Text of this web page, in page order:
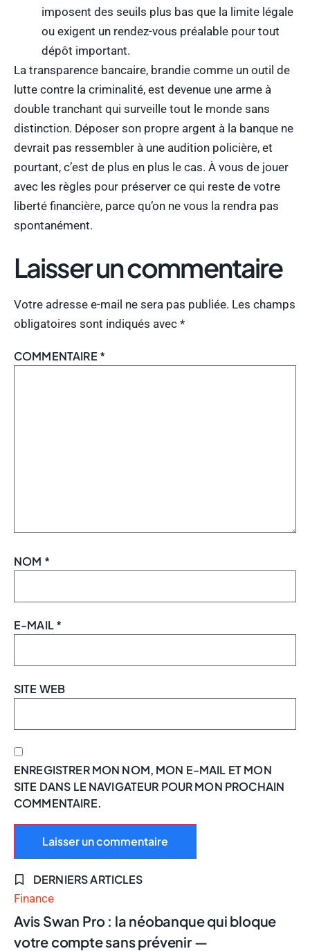
imposent des seuils plus bas que la limite légale
ou exigent un rendez-vous préalable pour tout
dépôt important.
La transparence bancaire, brandie comme un outil de
lutte contre la criminalité, est devenue une arme à
double tranchant qui surveille tout le monde sans
distinction. Déposer son propre argent à la banque ne
devrait pas ressembler à une audition policière, et
pourtant, c’est de plus en plus le cas. À vous de jouer
avec les règles pour préserver ce qui reste de votre
liberté financière, parce qu’on ne vous la rendra pas
spontanément.
Laisser un commentaire
Votre adresse e-mail ne sera pas publiée. Les champs
obligatoires sont indiqués avec *
COMMENTAIRE *
NOM *
E-MAIL*
SITE WEB
ENREGISTRER MON NOM, MON E-MAIL ET MON
SITE DANS LE NAVIGATEUR POUR MON PROCHAIN
COMMENTAIRE.
DERNIERS ARTICLES
Finance
Avis Swan Pro : la néobanque qui bloque
votre compte sans prévenir —